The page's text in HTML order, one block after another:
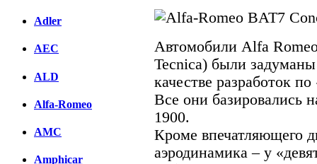
Adler
AEC
ALD
Alfa-Romeo
AMC
Amphicar
Автомобили Alfa
Tecnica) были
качестве разработок
Все они базировались
1900.
Кроме впечатляющего
аэродинамика – у